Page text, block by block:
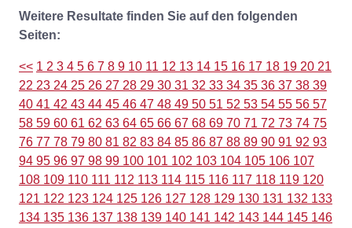
Weitere Resultate finden Sie auf den folgenden
Seiten:
<< 1 2 3 4 5 6 7 8 9 10 11 12 13 14 15 16 17 18 19 20 21
22 23 24 25 26 27 28 29 30 31 32 33 34 35 36 37 38 39
40 41 42 43 44 45 46 47 48 49 50 51 52 53 54 55 56 57
58 59 60 61 62 63 64 65 66 67 68 69 70 71 72 73 74 75
76 77 78 79 80 81 82 83 84 85 86 87 88 89 90 91 92 93
94 95 96 97 98 99 100 101 102 103 104 105 106 107
108 109 110 111 112 113 114 115 116 117 118 119 120
121 122 123 124 125 126 127 128 129 130 131 132 133
134 135 136 137 138 139 140 141 142 143 144 145 146